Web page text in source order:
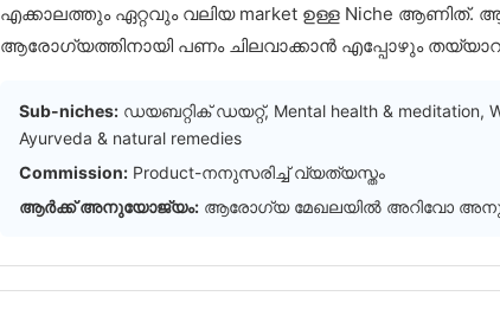
എക്കാലത്തും ഏറ്റവും വലിയ market ഉള്ള Niche
ആരോഗ്യത്തിനായി പണം ചിലവാക്കാൻ എപ്പോഴും
Sub-niches: ഡയബറ്റിക് ഡയറ്റ്, Mental health & meditation,
Ayurveda & natural remedies
Commission: Product-നനുസരിച്ച് വ്യത്യസ്തം
ആർക്ക് അനുയോജ്യം: ആരോഗ്യ മേഖലയിൽ അറിവോ